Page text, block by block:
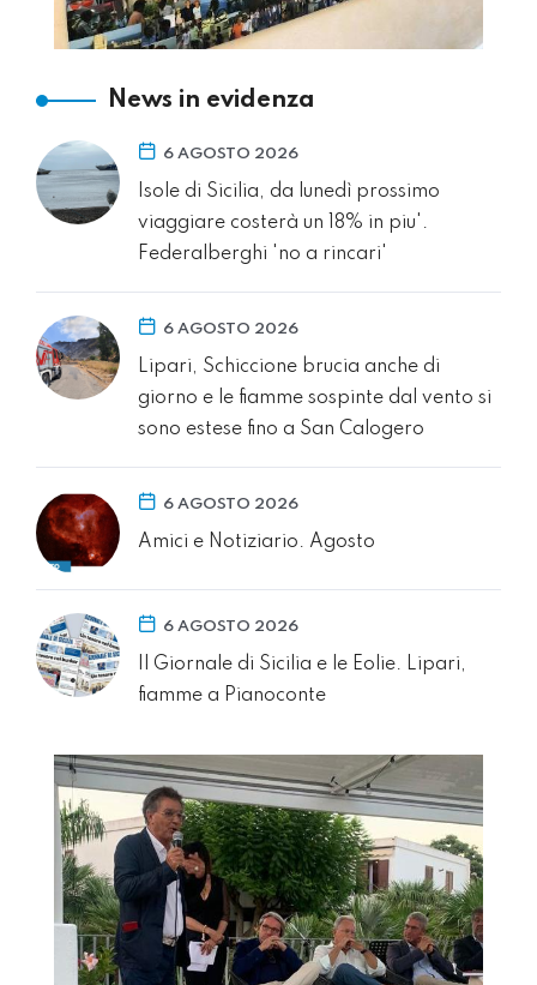
News in evidenza
6 AGOSTO 2026
Isole di Sicilia, da lunedì prossimo
viaggiare costerà un 18% in piu'.
Federalberghi 'no a rincari'
6 AGOSTO 2026
Lipari, Schiccione brucia anche di
giorno e le fiamme sospinte dal vento si
sono estese fino a San Calogero
6 AGOSTO 2026
Amici e Notiziario. Agosto
6 AGOSTO 2026
Il Giornale di Sicilia e le Eolie. Lipari,
fiamme a Pianoconte